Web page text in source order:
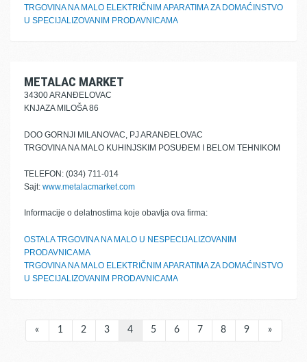
TRGOVINA NA MALO ELEKTRIČNIM APARATIMA ZA DOMAĆINSTVO
U SPECIJALIZOVANIM PRODAVNICAMA
METALAC MARKET
34300 ARANĐELOVAC
KNJAZA MILOŠA 86
DOO GORNJI MILANOVAC, PJ ARANĐELOVAC
TRGOVINA NA MALO KUHINJSKIM POSUĐEM I BELOM TEHNIKOM
TELEFON: (034) 711-014
Sajt: www.metalacmarket.com
Informacije o delatnostima koje obavlja ova firma:
OSTALA TRGOVINA NA MALO U NESPECIJALIZOVANIM
PRODAVNICAMA
TRGOVINA NA MALO ELEKTRIČNIM APARATIMA ZA DOMAĆINSTVO
U SPECIJALIZOVANIM PRODAVNICAMA
« 1 2 3 4 5 6 7 8 9 »